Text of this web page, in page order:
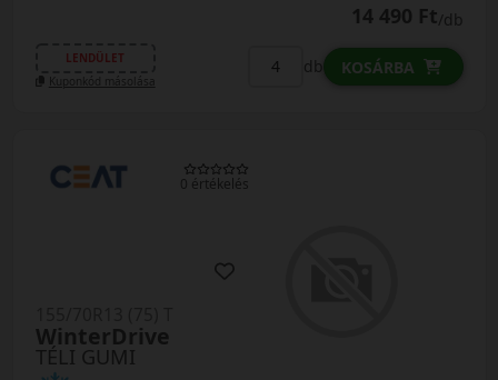
14 490 Ft/db
LENDÜLET
Kuponkód másolása
db KOSÁRBA
0 értékelés
TÉLI GUMI
WinterDrive